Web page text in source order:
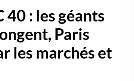
40 : les géants
Paris
les marchés et